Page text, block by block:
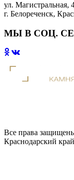
ул. Магистральная,
г. Белореченск,
МЫ В СОЦ.
Все права
Краснодарский край